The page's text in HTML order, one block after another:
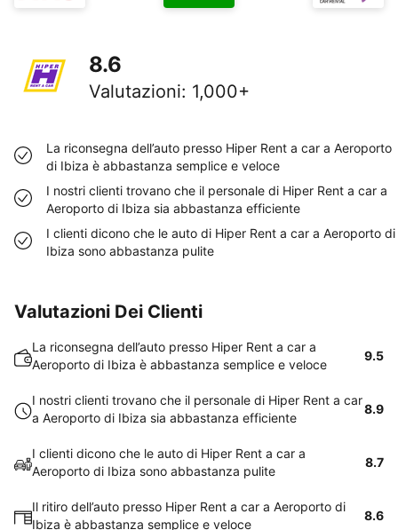
8.6
Valutazioni: 1,000+
La riconsegna dell’auto presso Hiper Rent a car a Aeroporto
di Ibiza è abbastanza semplice e veloce
I nostri clienti trovano che il personale di Hiper Rent a car a
Aeroporto di Ibiza sia abbastanza efficiente
I clienti dicono che le auto di Hiper Rent a car a Aeroporto di
Ibiza sono abbastanza pulite
Valutazioni Dei Clienti
La riconsegna dell’auto presso Hiper Rent a car a
Aeroporto di Ibiza è abbastanza semplice e veloce
9.5
I nostri clienti trovano che il personale di Hiper Rent a car
a Aeroporto di Ibiza sia abbastanza efficiente
8.9
I clienti dicono che le auto di Hiper Rent a car a
Aeroporto di Ibiza sono abbastanza pulite
8.7
Il ritiro dell’auto presso Hiper Rent a car a Aeroporto di
Ibiza è abbastanza semplice e veloce
8.6